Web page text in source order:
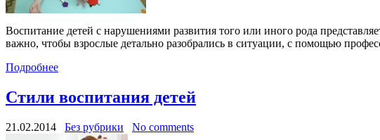
Воспитание детей с нарушениями развития того или иного рода
важно, чтобы взрослые детально разобрались в ситуации, с помощью
Подробнее
Стили воспитания детей
21.02.2014 Без рубрики No comments